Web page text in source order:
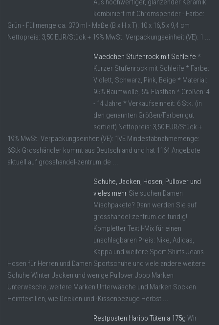
Aus hochwertiger, glänzender Keramik
kombiniert mit Chromspender - Farbe:
Grün - Füllmenge ca. 370 ml - Maße (B x H x T): 10 x 16,5 x 9,4 cm
Nettopreis: 3,50 EUR/Stück + 19% MwSt. Verpackungseinheit (VE): 1 ...
Maedchen Stufenrock mit Schleife *
Kurzer Stufenrock mit Schleife * Farbe:
Violett, Schwarz, Pink, Beige * Material:
95% Baumwolle, 5% Elasthan * Größen: 4
- 14 Jahre * Verkaufseinheit: 6 Stk. (in
den genannten Größen/Farben gut
sortiert) Nettopreis: 3,50 EUR/Stück +
19% MwSt. Verpackungseinheit (VE): 1VE Mindestabnahmemenge:
6Stk Grosshändler kommt aus Deutschland und hat 1164 Angebote
aktuell auf grosshandel-zentrum.de ...
Schuhe, Jacken, Hosen, Pullover und
vieles mehr Sie suchen Damen
Mischpakete? Dann werden Sie auf
grosshandel-zentrum.de fündig!
Kompletter Textil-Mix für einen
unschlagbaren Preis: Nike, Adidas,
Kappa und weitere Sport Shirts Jeans
Hosen für Herren und Damen Sportschuhe und viele andere weitere
Schuhe Winter Jacken und wenige Pullover Joop Marken
Unterwäsche, weitere Marken Unterwäsche und Marken Socken
Heimtextilien, wie Decken und -Kissenbezüge Herbst ...
Restposten Haribo Tüten a 175g Wir